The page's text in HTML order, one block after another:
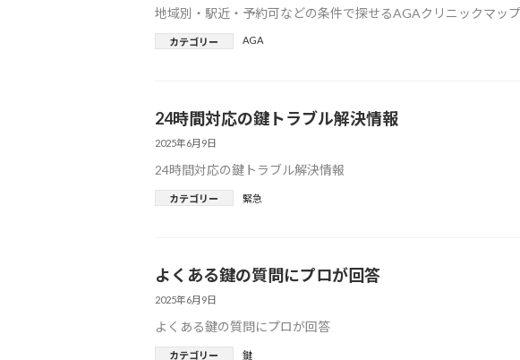
地域別・駅近・予約可などの条件で探せるAGAクリニックマップ
カテゴリー AGA
24時間対応の鍵トラブル解決情報
2025年6月9日
24時間対応の鍵トラブル解決情報
カテゴリー 緊急
よくある鍵の質問にプロが回答
2025年6月9日
よくある鍵の質問にプロが回答
カテゴリー 鍵